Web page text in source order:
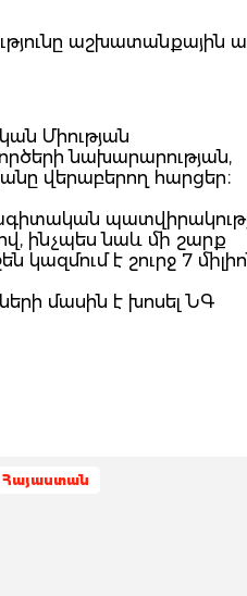
աշխատանքային
Միության
նախարարության,
վերաբերող հարցեր։
ինչպես նաև մի շարք
է շուրջ 7
մասին է խոսել ՆԳ
Հայաստան